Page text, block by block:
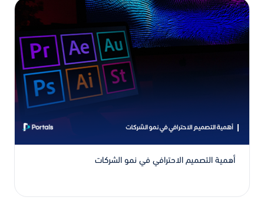
أهمية التصميم الاحترافي في نمو الشركات